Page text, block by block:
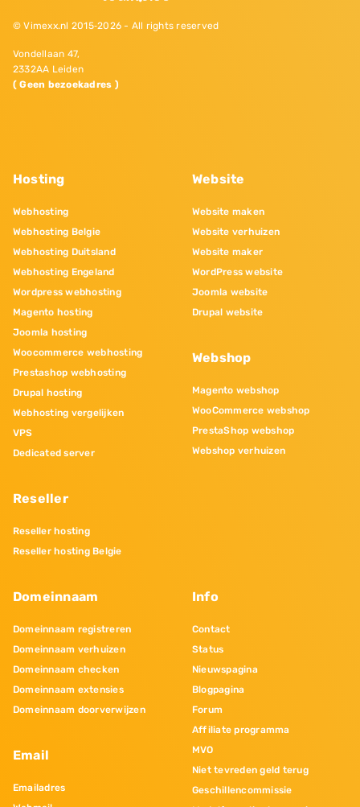
© Vimexx.nl 2015‐2026 - All rights reserved
Vondellaan 47,
2332AA Leiden
( Geen bezoekadres )
Hosting
Webhosting
Webhosting Belgie
Webhosting Duitsland
Webhosting Engeland
Wordpress webhosting
Magento hosting
Joomla hosting
Woocommerce webhosting
Prestashop webhosting
Drupal hosting
Webhosting vergelijken
VPS
Dedicated server
Reseller
Reseller hosting
Reseller hosting Belgie
Website
Website maken
Website verhuizen
Website maker
WordPress website
Joomla website
Drupal website
Webshop
Magento webshop
WooCommerce webshop
PrestaShop webshop
Webshop verhuizen
Domeinnaam
Domeinnaam registreren
Domeinnaam verhuizen
Domeinnaam checken
Domeinnaam extensies
Domeinnaam doorverwijzen
Email
Emailadres
Info
Contact
Status
Nieuwspagina
Blogpagina
Forum
Affiliate programma
MVO
Niet tevreden geld terug
Geschillencommissie